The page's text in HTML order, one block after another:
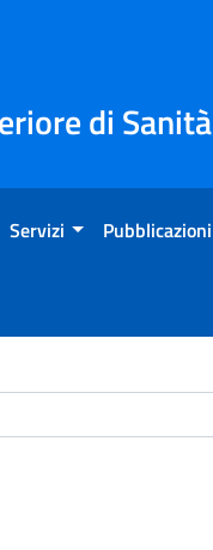
di Sanità
Servizi Pubblicazioni
Home